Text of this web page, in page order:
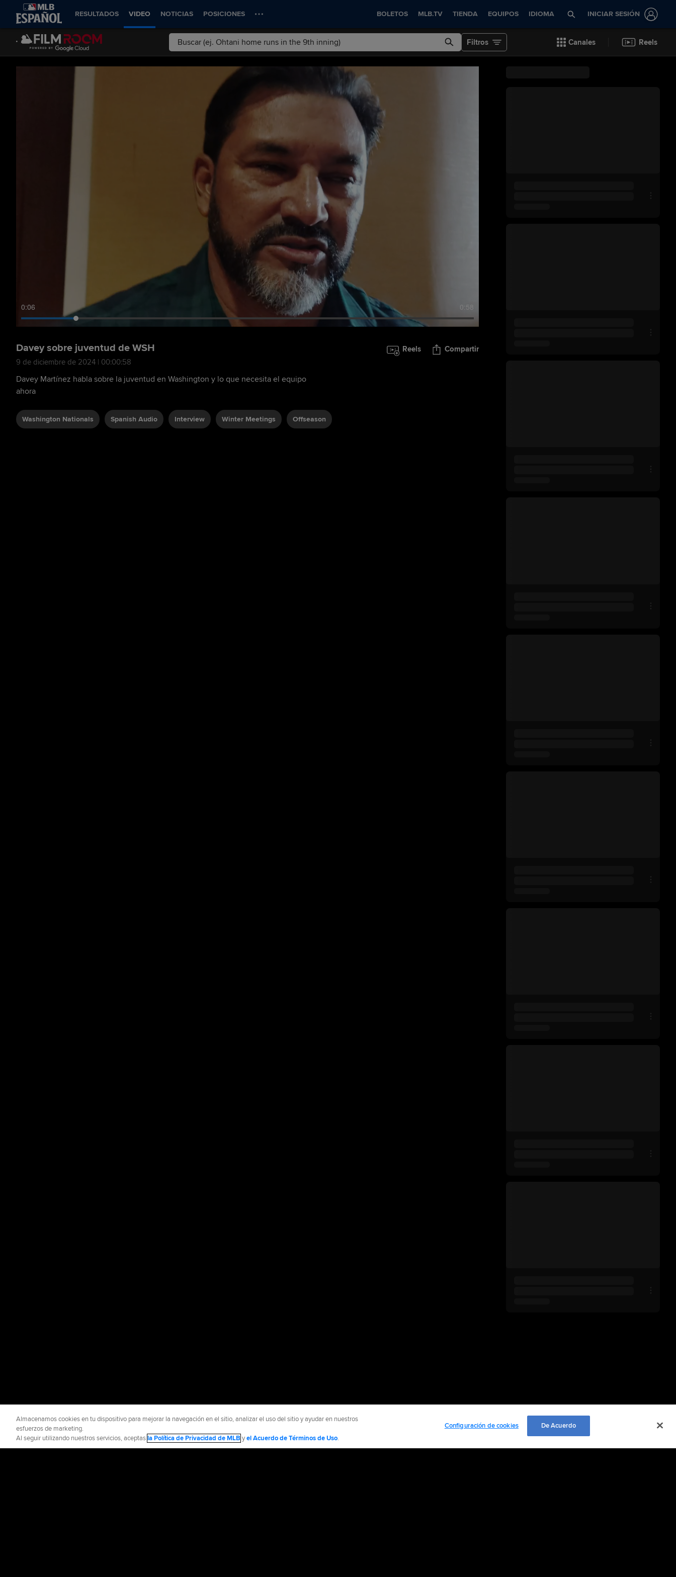
RESULTADOS VIDEO NOTICIAS POSICIONES BOLETOS MLB.TV TIENDA EQUIPOS IDIOMA INICIAR SESIÓN
Filtros Canales Reels
0:08 0:58
Davey sobre juventud de WSH
9 de diciembre de 2024 | 00:00:58
Reels Compartir
Davey Martínez habla sobre la juventud en Washington y lo que necesita el equipo
ahora
Washington Nationals Spanish Audio Interview Winter Meetings Offseason
Almacenamos cookies en tu dispositivo para mejorar la navegación en el sitio, analizar el uso del sitio y ayudar en nuestros
esfuerzos de marketing.
Al seguir utilizando nuestros servicios, aceptasla Política de Privacidad de MLB yel Acuerdo de Términos de Uso.
Configuración de cookies De Acuerdo